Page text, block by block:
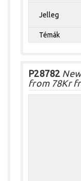
Jelleg
Témák
P28782
from 78Kr